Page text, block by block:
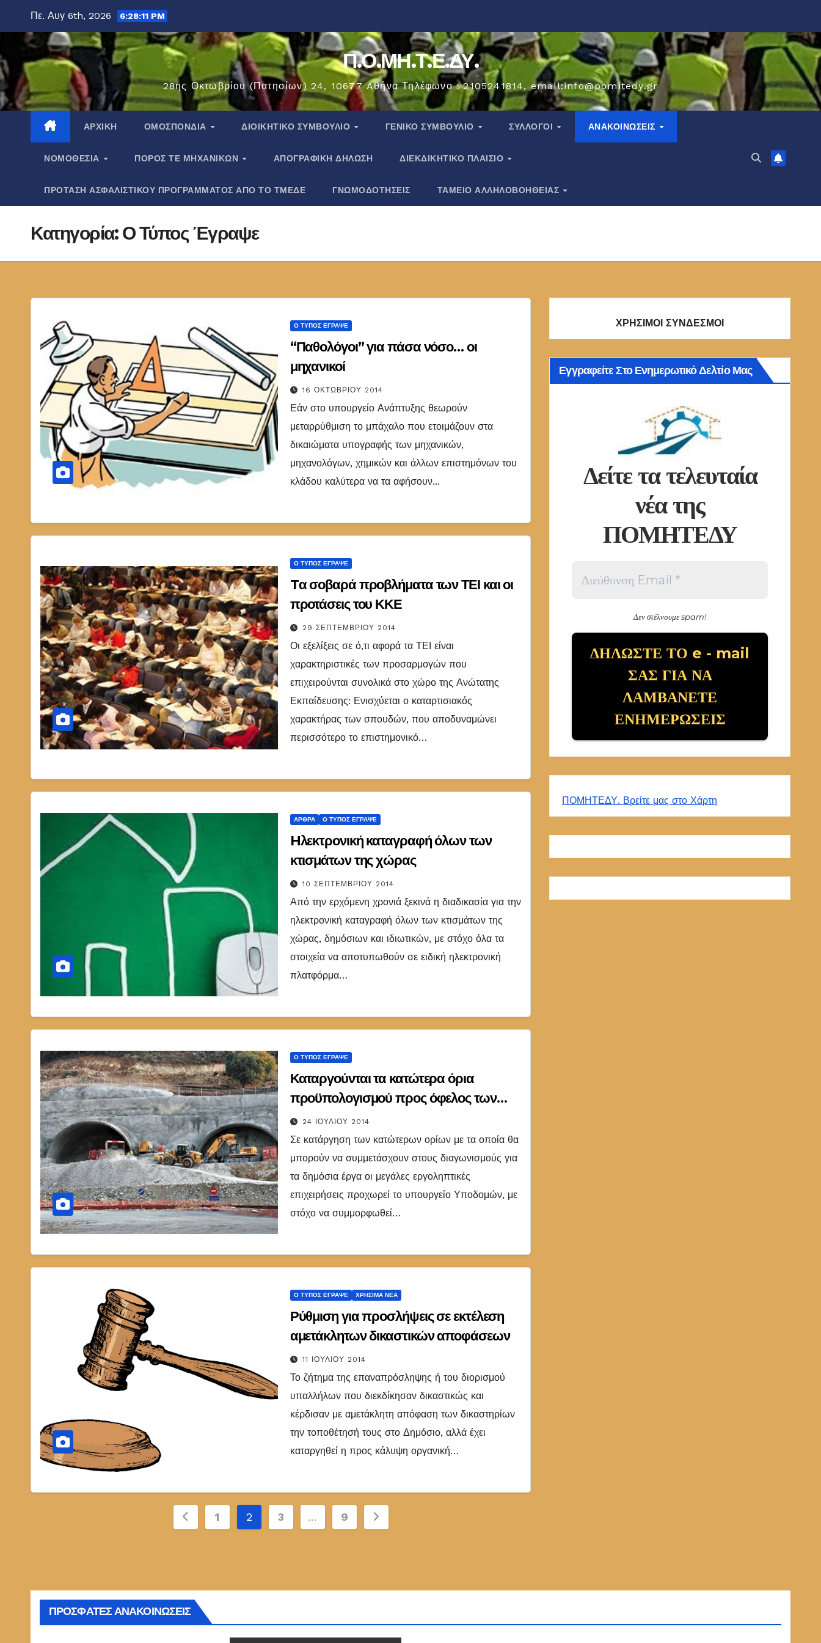
περιεχόμενο
Πε. Αυγ 6th, 2026 6:28:11 PM
Π.Ο.ΜΗ.Τ.Ε.ΔΥ.
28ης Οκτωβρίου (Πατησίων) 24, 10677 Aθήνα Τηλέφωνο : 2105241814, email:info@pomitedy.gr
ΑΡΧΙΚΉ ΟΜΟΣΠΟΝΔΊΑ ΔΙΟΙΚΗΤΙΚΟ ΣΥΜΒΟΥΛΙΟ ΓΕΝΙΚΟ ΣΥΜΒΟΥΛΙΟ ΣΎΛΛΟΓΟΙ ΑΝΑΚΟΙΝΏΣΕΙΣ
ΝΟΜΟΘΕΣΊΑ ΠΌΡΟΣ ΤΕ ΜΗΧΑΝΙΚΏΝ ΑΠΟΓΡΑΦΙΚΗ ΔΗΛΩΣΗ ΔΙΕΚΔΙΚΗΤΙΚΟ ΠΛΑΙΣΙΟ
ΠΡΟΤΑΣΗ ΑΣΦΑΛΙΣΤΙΚΟΥ ΠΡΟΓΡΑΜΜΑΤΟΣ ΑΠΟ ΤΟ ΤΜΕΔΕ ΓΝΩΜΟΔΟΤΗΣΕΙΣ ΤΑΜΕΙΟ ΑΛΛΗΛΟΒΟΗΘΕΙΑΣ
Κατηγορία:Ο Τύπος Έγραψε
Ο ΤΎΠΟΣ ΈΓΡΑΨΕ
“Παθολόγοι” για πάσα νόσο… οι
μηχανικοί
16 ΟΚΤΩΒΡΊΟΥ 2014
Εάν στο υπουργείο Ανάπτυξης θεωρούν
μεταρρύθμιση το μπάχαλο που ετοιμάζουν στα
δικαιώματα υπογραφής των μηχανικών,
μηχανολόγων, χημικών και άλλων επιστημόνων του
κλάδου καλύτερα να τα αφήσουν...
Ο ΤΎΠΟΣ ΈΓΡΑΨΕ
Tα σοβαρά προβλήματα των ΤΕΙ και οι
προτάσεις του ΚΚΕ
29 ΣΕΠΤΕΜΒΡΊΟΥ 2014
Οι εξελίξεις σε ό,τι αφορά τα ΤΕΙ είναι
χαρακτηριστικές των προσαρμογών που
επιχειρούνται συνολικά στο χώρο της Ανώτατης
Εκπαίδευσης: Ενισχύεται ο καταρτισιακός
χαρακτήρας των σπουδών, που αποδυναμώνει
περισσότερο το επιστημονικό…
ΆΡΘΡΑ Ο ΤΎΠΟΣ ΈΓΡΑΨΕ
Hλεκτρονική καταγραφή όλων των
κτισμάτων της χώρας
10 ΣΕΠΤΕΜΒΡΊΟΥ 2014
Από την ερχόμενη χρονιά ξεκινά η διαδικασία για την
ηλεκτρονική καταγραφή όλων των κτισμάτων της
χώρας, δημόσιων και ιδιωτικών, με στόχο όλα τα
στοιχεία να αποτυπωθούν σε ειδική ηλεκτρονική
πλατφόρμα…
Ο ΤΎΠΟΣ ΈΓΡΑΨΕ
Καταργούνται τα κατώτερα όρια
προϋπολογισμού προς όφελος των
μεγάλων τεχνικών εταιρειών
24 ΙΟΥΛΊΟΥ 2014
Σε κατάργηση των κατώτερων ορίων με τα οποία θα
μπορούν να συμμετάσχουν στους διαγωνισμούς για
τα δημόσια έργα οι μεγάλες εργοληπτικές
επιχειρήσεις προχωρεί το υπουργείο Υποδομών, με
στόχο να συμμορφωθεί…
Ο ΤΎΠΟΣ ΈΓΡΑΨΕ ΧΡΉΣΙΜΑ ΝΈΑ
Ρύθμιση για προσλήψεις σε εκτέλεση
αμετάκλητων δικαστικών αποφάσεων
11 ΙΟΥΛΊΟΥ 2014
Το ζήτημα της επαναπρόσληψης ή του διορισμού
υπαλλήλων που διεκδίκησαν δικαστικώς και
κέρδισαν με αμετάκλητη απόφαση των δικαστηρίων
την τοποθέτησή τους στο Δημόσιο, αλλά έχει
καταργηθεί η προς κάλυψη οργανική…
Σελιδοποίηση
1 2 3 … 9
ΧΡΗΣΙΜΟΙ ΣΥΝΔΕΣΜΟΙ
Εγγραφείτε Στο Ενημερωτικό Δελτίο Μας
Δείτε τα τελευταία
νέα της
ΠΟΜΗΤΕΔΥ
Δεν στέλνουμε spam!
ΠΟΜΗΤΕΔΥ. Βρείτε μας στο Χάρτη
ΠΡΟΣΦΑΤΕΣ ΑΝΑΚΟΙΝΩΣΕΙΣ